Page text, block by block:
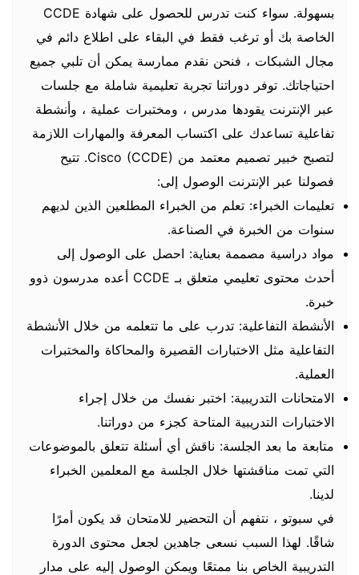
بسهولة. سواء كنت تدرس للحصول على شهادة CCDE
الخاصة بك أو ترغب فقط في البقاء على اطلاع دائم في
مجال الشبكات ، فنحن نقدم ممارسة يمكن أن تلبي جميع
احتياجاتك. توفر دوراتنا تجربة تعليمية شاملة مع جلسات
عبر الإنترنت يقودها مدرس ، ومختبرات عملية ، وأنشطة
تفاعلية تساعدك على اكتساب المعرفة والمهارات اللازمة
لتصبح خبير تصميم معتمد من Cisco (CCDE). تتيح
فصولنا عبر الإنترنت الوصول إلى:
تعليمات الخبراء: تعلم من الخبراء المطلعين الذين لديهم
سنوات من الخبرة في الصناعة.
مواد دراسية مصممة بعناية: احصل على الوصول إلى
أحدث محتوى تعليمي متعلق بـ CCDE أعده مدرسون ذوو
خبرة.
الأنشطة التفاعلية: تدرب على ما تتعلمه من خلال الأنشطة
التفاعلية مثل الاختبارات القصيرة والمحاكاة والمختبرات
العملية.
الامتحانات التدريبية: اختبر نفسك من خلال إجراء
الاختبارات التدريبية المتاحة كجزء من دوراتنا.
متابعة ما بعد الجلسة: ناقش أي أسئلة تتعلق بالموضوعات
التي تمت مناقشتها خلال الجلسة مع المعلمين الخبراء
لدينا.
في سبوتو ، نتفهم أن التحضير للامتحان قد يكون أمرًا
شاقًا. لهذا السبب نسعى جاهدين لجعل محتوى الدورة
التدريبية الخاص بنا ممتعًا ويمكن الوصول إليه على مدار